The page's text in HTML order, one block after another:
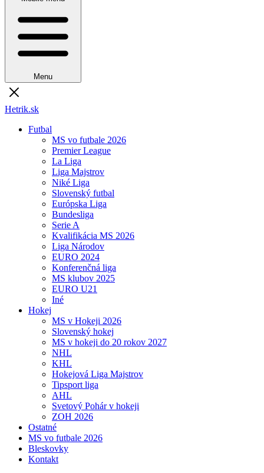
Menu
Hetrik.sk
Futbal
MS vo futbale 2026
Premier League
La Liga
Liga Majstrov
Niké Liga
Slovenský futbal
Európska Liga
Bundesliga
Serie A
Kvalifikácia MS 2026
Liga Národov
EURO 2024
Konferenčná liga
MS klubov 2025
EURO U21
Iné
Hokej
MS v Hokeji 2026
Slovenský hokej
MS v hokeji do 20 rokov 2027
NHL
KHL
Hokejová Liga Majstrov
Tipsport liga
AHL
Svetový Pohár v hokeji
ZOH 2026
Ostatné
MS vo futbale 2026
Bleskovky
Kontakt